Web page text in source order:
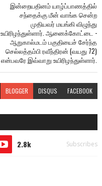
இன்றையதினம் யாழ்ப்பாணத்தில்
சந்தைக்கு மீன் வாங்க சென்ற
முதியவர் மயங்கி விழுந்து
உயிரிழந்துள்ளார். ஆனைக்கோட்டை -
ஆறுகால்மடம் பகுதியைச் சேர்ந்த
செல்லத்தம்பி ரவீந்திரன் (வயது 72)
என்பவரே இவ்வாறு உயிரிழந்துள்ளார்.
BLOGGER DISQUS FACEBOOK
2.8k Subscribes